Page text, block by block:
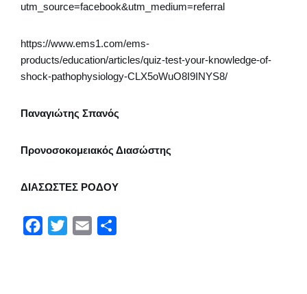
utm_source=facebook&utm_medium=referral
https://www.ems1.com/ems-
products/education/articles/quiz-test-your-knowledge-of-
shock-pathophysiology-CLX5oWuO8I9INYS8/
Παναγιώτης Σπανός
Προνοσοκομειακός Διασώστης
ΔΙΑΣΩΣΤΕΣ ΡΟΔΟΥ